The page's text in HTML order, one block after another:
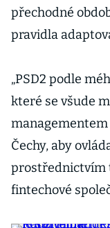
přechodné
pravidla
„PSD2 podle
které se všude
Čechy, aby
prostřednictvím
fintechové